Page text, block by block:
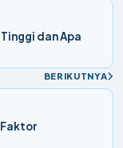
dan Apa
BERIKUTNYA
Faktor